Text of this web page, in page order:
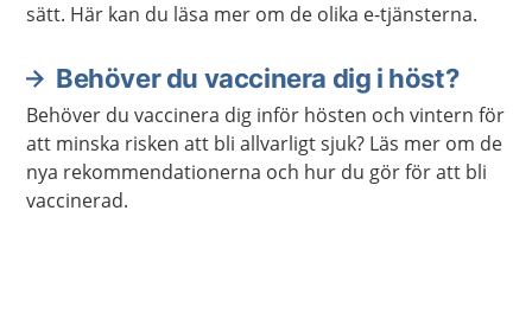
sätt. Här kan du läsa mer om de olika e-tjänsterna.
Behöver du vaccinera dig i höst?
Behöver du vaccinera dig inför hösten och vintern för
att minska risken att bli allvarligt sjuk? Läs mer om de
nya rekommendationerna och hur du gör för att bli
vaccinerad.